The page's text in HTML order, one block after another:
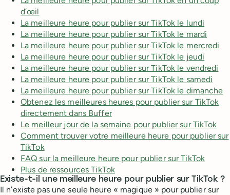
d’œil
La meilleure heure pour publier sur TikTok le lundi
La meilleure heure pour publier sur TikTok le mardi
La meilleure heure pour publier sur TikTok le mercredi
La meilleure heure pour publier sur TikTok le jeudi
La meilleure heure pour publier sur TikTok le vendredi
La meilleure heure pour publier sur TikTok le samedi
La meilleure heure pour publier sur TikTok le dimanche
Obtenez les meilleures heures pour publier sur TikTok
directement dans Buffer
Le meilleur jour de la semaine pour publier sur TikTok
Comment trouver votre meilleure heure pour publier sur
TikTok
FAQ sur la meilleure heure pour publier sur TikTok
Plus de ressources TikTok
Existe-t-il une meilleure heure pour publier sur TikTok ?
Il n’existe pas une seule heure « magique » pour publier sur